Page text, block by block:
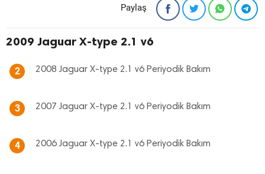
Paylaş
2009 Jaguar X-type 2.1 v6
2 2008 Jaguar X-type 2.1 v6 Periyodik Bakım
3 2007 Jaguar X-type 2.1 v6 Periyodik Bakım
4 2006 Jaguar X-type 2.1 v6 Periyodik Bakım